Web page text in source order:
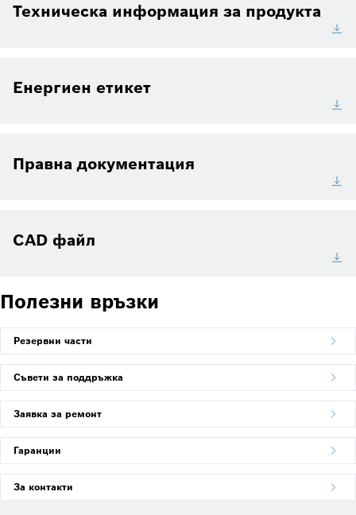
Техническа информация за продукта
Енергиен етикет
Правна документация
CAD файл
Полезни връзки
Резервни части
Съвети за поддръжка
Заявка за ремонт
Гаранции
За контакти